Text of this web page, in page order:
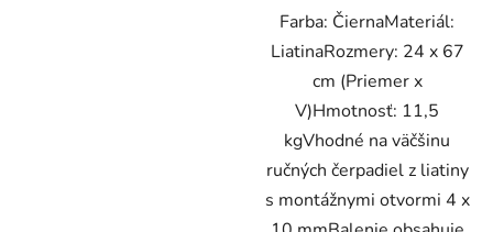
Farba: ČiernaMateriál:
LiatinaRozmery: 24 x 67
cm (Priemer x
V)Hmotnosť: 11,5
kgVhodné na väčšinu
ručných čerpadiel z liatiny
s montážnymi otvormi 4 x